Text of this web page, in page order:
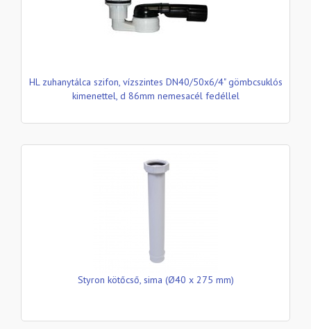
HL zuhanytálca szifon, vízszintes DN40/50x6/4" gömbcsuklós
kimenettel, d 86mm nemesacél fedéllel
Styron kötőcső, sima (Ø40 x 275 mm)